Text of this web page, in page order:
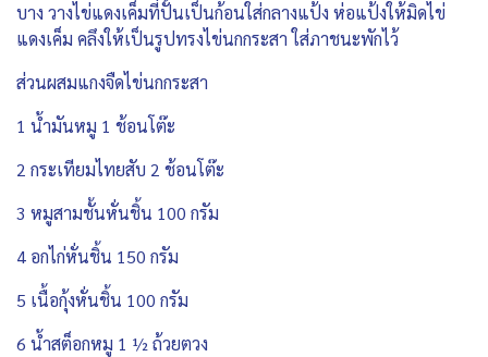
บาง วางไข่แดงเค็มที่ปั้นเป็นก้อนใส่กลางแป้ง ห่อแป้งให้มิดไข่
แดงเค็ม คลึงให้เป็นรูปทรงไข่นกกระสา ใส่ภาชนะพักไว้
ส่วนผสมแกงจืดไข่นกกระสา
1 น้ำมันหมู 1 ช้อนโต๊ะ
2 กระเทียมไทยสับ 2 ช้อนโต๊ะ
3 หมูสามชั้นหั่นชิ้น 100 กรัม
4 อกไก่หั่นชิ้น 150 กรัม
5 เนื้อกุ้งหั่นชิ้น 100 กรัม
6 น้ำสต็อกหมู 1 ½ ถ้วยตวง